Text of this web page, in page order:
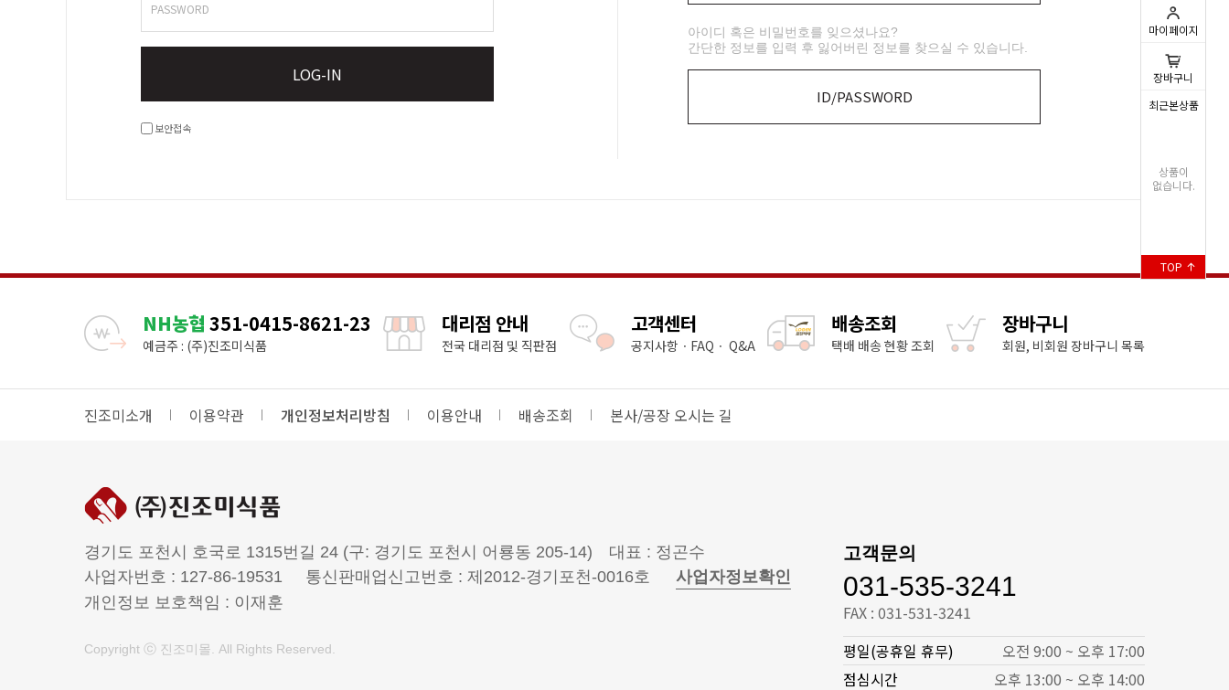
마이페이지
0
장바구니
최근본상품
상품이
없습니다.
TOP
PASSWORD
LOG-IN
보안접속
아이디 혹은 비밀번호를 잊으셨나요?
간단한 정보를 입력 후 잃어버린 정보를 찾으실 수 있습니다.
ID/PASSWORD
NH농협 351-0415-8621-23
예금주 : (주)진조미식품
대리점 안내
전국 대리점 및 직판점
고객센터
공지사항ㆍFAQㆍ Q&A
배송조회
택배 배송 현황 조회
장바구니
회원, 비회원 장바구니 목록
진조미소개 이용약관 개인정보처리방침 이용안내 배송조회 본사/공장 오시는 길
경기도 포천시 호국로 1315번길 24 (구: 경기도 포천시 어룡동 205-14)
대표 : 정곤수
사업자번호 : 127-86-19531
통신판매업신고번호 : 제2012-경기포천-0016호
사업자정보확인
개인정보 보호책임 : 이재훈
Copyright ⓒ 진조미몰. All Rights Reserved.
고객문의
031-535-3241
FAX : 031-531-3241
평일(공휴일 휴무)
오전 9:00 ~ 오후 17:00
점심시간
오후 13:00 ~ 오후 14:00